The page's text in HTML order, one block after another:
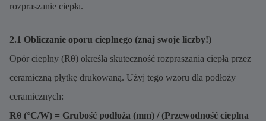
rozpraszanie ciepła.
2.1 Obliczanie oporu cieplnego (znaj swoje liczby!)
Opór cieplny (Rθ) określa skuteczność rozpraszania ciepła przez
ceramiczną płytkę drukowaną. Użyj tego wzoru dla podłoży
ceramicznych:
Rθ (°C/W) = Grubość podłoża (mm) / (Przewodność cieplna